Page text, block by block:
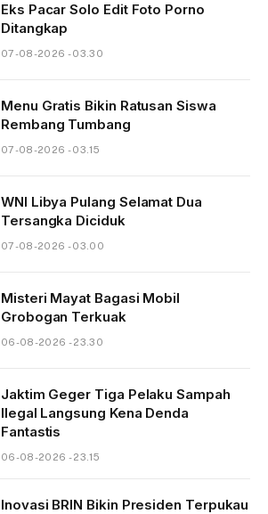
Eks Pacar Solo Edit Foto Porno
Ditangkap
07-08-2026 - 03.30
Menu Gratis Bikin Ratusan Siswa
Rembang Tumbang
07-08-2026 - 03.15
WNI Libya Pulang Selamat Dua
Tersangka Diciduk
07-08-2026 - 03.00
Misteri Mayat Bagasi Mobil
Grobogan Terkuak
06-08-2026 - 23.30
Jaktim Geger Tiga Pelaku Sampah
Ilegal Langsung Kena Denda
Fantastis
06-08-2026 - 23.15
Inovasi BRIN Bikin Presiden Terpukau